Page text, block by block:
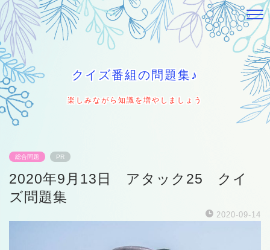
クイズ番組の問題集♪
楽しみながら知識を増やしましょう
総合問題 PR
2020年9月13日 アタック25 クイ
ズ問題集
2020-09-14